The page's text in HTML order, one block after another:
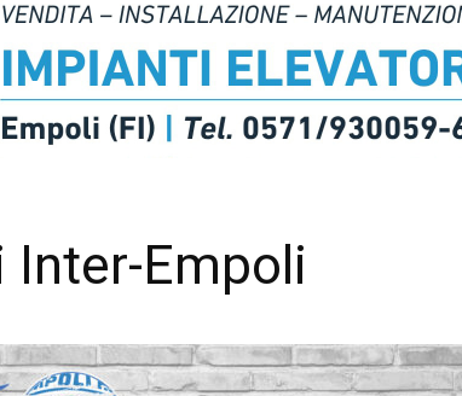
Inter-Empoli